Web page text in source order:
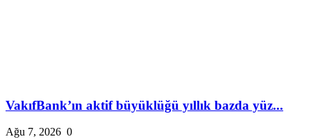
VakıfBank’ın aktif büyüklüğü yıllık bazda yüz...
Ağu 7, 2026 0